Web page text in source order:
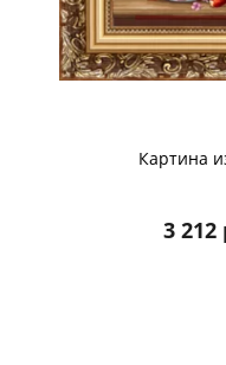
Картина
3 212